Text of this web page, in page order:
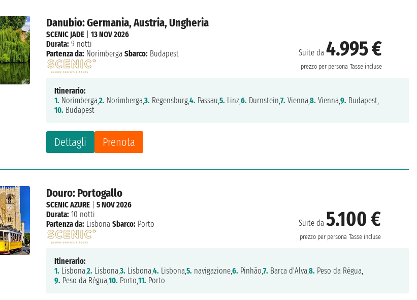
Danubio: Germania, Austria, Ungheria
Suite da4.995 €
prezzo per persona Tasse incluse
Dettagli Prenota
SCENIC JADE |13 NOV 2026
Durata: 9 notti
Partenza da: Norimberga Sbarco: Budapest
Itinerario:
1. Norimberga,2. Norimberga,3. Regensburg,4. Passau,5. Linz,6. Durnstein,7. Vienna,8. Vienna,9. Budapest,
10. Budapest
Douro: Portogallo
Suite da5.100 €
prezzo per persona Tasse incluse
SCENIC AZURE |5 NOV 2026
Durata: 10 notti
Partenza da: Lisbona Sbarco: Porto
Itinerario:
1. Lisbona,2. Lisbona,3. Lisbona,4. Lisbona,5. navigazione,6. Pinhão,7. Barca d'Alva,8. Peso da Régua,
9. Peso da Régua,10. Porto,11. Porto